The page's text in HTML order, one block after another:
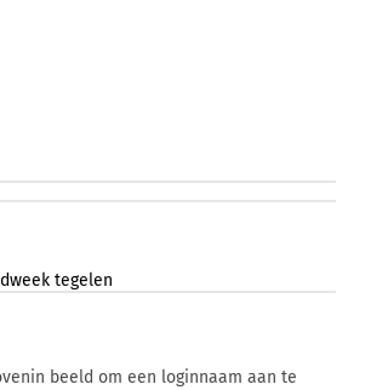
tegelen
beeld om een loginnaam aan te